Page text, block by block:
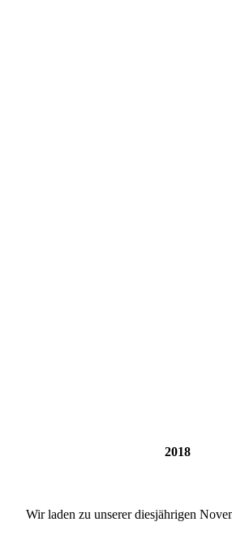
2018
Wir laden zu unserer diesjährigen